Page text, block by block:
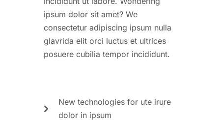
ipsum dolor sit amet? We
consectetur adipiscing ipsum nulla
glavrida elit orci luctus et ultrices
posuere cubilia tempor incididunt.
New technologies for ute irure
dolor in ipsum